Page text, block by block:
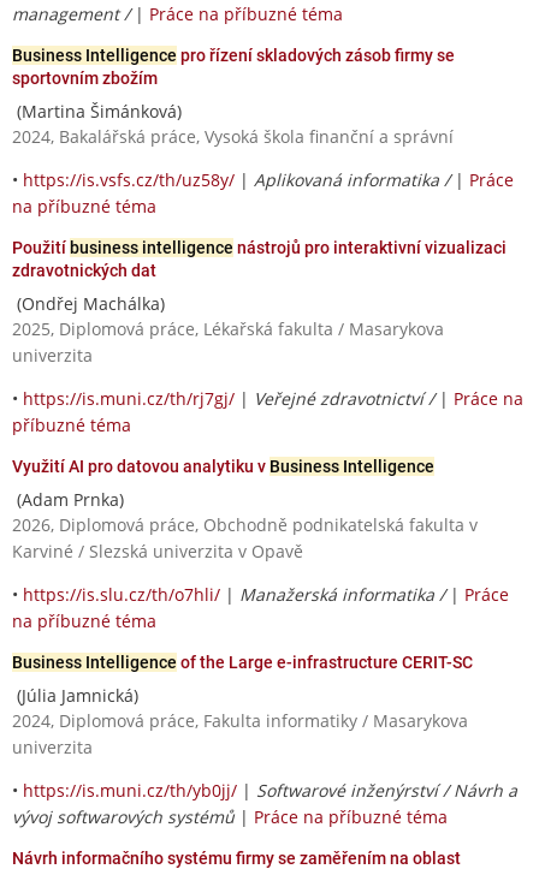
management / | Práce na příbuzné téma
Business Intelligence pro řízení skladových zásob firmy se
sportovním zbožím
(Martina Šimánková)
2024, Bakalářská práce, Vysoká škola finanční a správní
• https://is.vsfs.cz/th/uz58y/ | Aplikovaná informatika / | Práce
na příbuzné téma
Použití business intelligence nástrojů pro interaktivní vizualizaci
zdravotnických dat
(Ondřej Machálka)
2025, Diplomová práce, Lékařská fakulta / Masarykova
univerzita
• https://is.muni.cz/th/rj7gj/ | Veřejné zdravotnictví / | Práce na
příbuzné téma
Využití AI pro datovou analytiku v Business Intelligence
(Adam Prnka)
2026, Diplomová práce, Obchodně podnikatelská fakulta v
Karviné / Slezská univerzita v Opavě
• https://is.slu.cz/th/o7hli/ | Manažerská informatika / | Práce
na příbuzné téma
Business Intelligence of the Large e-infrastructure CERIT-SC
(Júlia Jamnická)
2024, Diplomová práce, Fakulta informatiky / Masarykova
univerzita
• https://is.muni.cz/th/yb0jj/ | Softwarové inženýrství / Návrh a
vývoj softwarových systémů | Práce na příbuzné téma
Návrh informačního systému firmy se zaměřením na oblast